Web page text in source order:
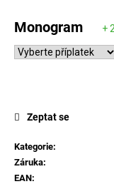
Monogram
Kategorie:
Záruka:
EAN:
Zeptat se